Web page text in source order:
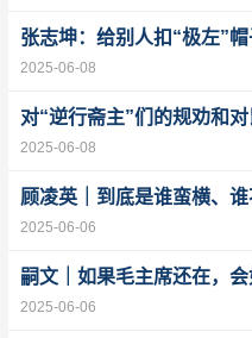
张志坤：给别人扣“极左”
2025-06-08
对“逆行斋主”们的规劝和
2025-06-08
顾凌英｜到底是谁蛮横、谁
2025-06-06
嗣文｜如果毛主席还在，会
2025-06-06